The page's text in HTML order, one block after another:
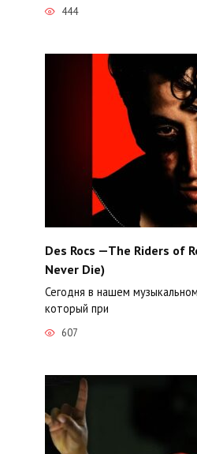
444
Des Rocs —The Riders of
Never Die)
Сегодня в нашем
который при
607